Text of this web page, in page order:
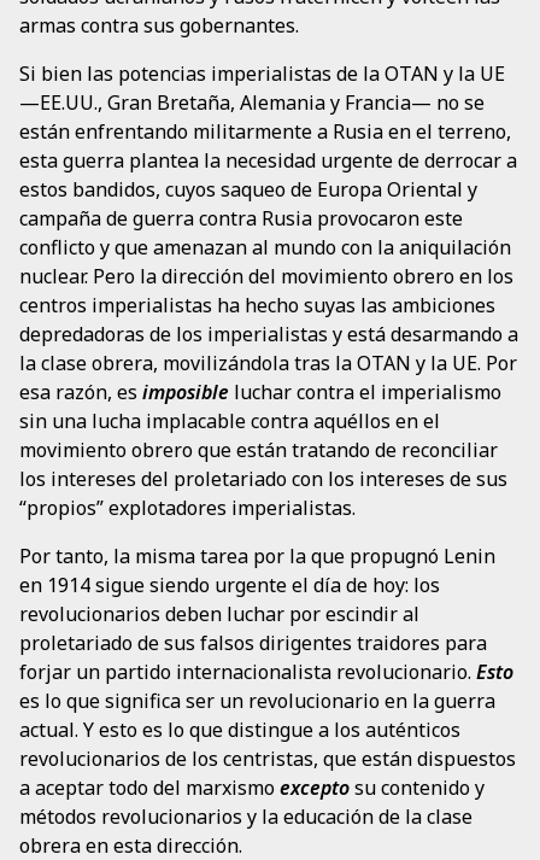
armas contra sus gobernantes.
Si bien las potencias imperialistas de la OTAN y la UE
—EE.UU., Gran Bretaña, Alemania y Francia— no se
están enfrentando militarmente a Rusia en el terreno,
esta guerra plantea la necesidad urgente de derrocar a
estos bandidos, cuyos saqueo de Europa Oriental y
campaña de guerra contra Rusia provocaron este
conflicto y que amenazan al mundo con la aniquilación
nuclear. Pero la dirección del movimiento obrero en los
centros imperialistas ha hecho suyas las ambiciones
depredadoras de los imperialistas y está desarmando a
la clase obrera, movilizándola tras la OTAN y la UE. Por
esa razón, es imposible luchar contra el imperialismo
sin una lucha implacable contra aquéllos en el
movimiento obrero que están tratando de reconciliar
los intereses del proletariado con los intereses de sus
“propios” explotadores imperialistas.
Por tanto, la misma tarea por la que propugnó Lenin
en 1914 sigue siendo urgente el día de hoy: los
revolucionarios deben luchar por escindir al
proletariado de sus falsos dirigentes traidores para
forjar un partido internacionalista revolucionario. Esto
es lo que significa ser un revolucionario en la guerra
actual. Y esto es lo que distingue a los auténticos
revolucionarios de los centristas, que están dispuestos
a aceptar todo del marxismoexceptosu contenido y
métodos revolucionarios y la educación de la clase
obrera en esta dirección.